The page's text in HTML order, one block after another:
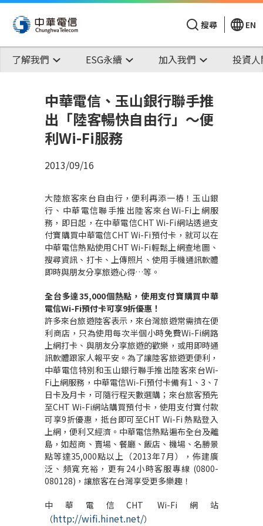
搜尋 EN
了解我們 ESG永續 加入我們 投資
中華電信、玉山銀行聯手推
出「陸客暢快自由行」～便
利Wi-Fi服務
2013/09/16
大陸旅客來台自由行，便利再添一樁！玉山銀
行、中華電信聯手推出陸客來台Wi-Fi上網服
務，即日起，在中華電信CHT Wi-Fi網站透過支
付寶購買中華電信CHT Wi-Fi預付卡，就可以在
中華電信熱點使用CHT Wi-Fi輕鬆上網查地圖、
搜尋資訊、打卡、上傳照片、使用手機通訊軟體
即時與朋友分享旅遊心得…等。
全台多達35,000個熱點，使用支付寶購買中華
電信Wi-Fi預付卡可享9折優惠！
許多來台旅遊陸客表示，來台灣旅遊常需擠在便
利商店，只為使用每次半個小時免費Wi-Fi網路
上網打卡、與朋友分享旅遊的歡樂，或用即時通
訊軟體跟家人報平安。為了讓陸客旅遊更便利，
中華電信特別和玉山銀行聯手推出陸客來台Wi-
Fi上網服務，中華電信Wi-Fi預付卡備有1、3、7
日卡及月卡，可隨行程天數選購；來台旅客預先
至CHT Wi-Fi網站購買預付卡，使用支付寶付款
可享9折優惠，抵台即可至CHT Wi-Fi 熱點登入
上網，便利又經濟。中華電信熱點遍布全台及離
島，如超商、賣場、餐廳、飯店、機場、名勝景
點等達35,000點以上（2013年7月），佈建廣
泛、頻寬充裕，更有24小時客服專線 (0800-
080128)，讓旅客在台灣享受更多樂趣！
中華電信CHT Wi-Fi網站
（http://wifi.hinet.net/）